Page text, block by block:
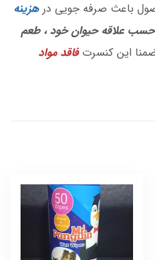
باعث صرفه جویی در هزینه
حسب علاقه حیوان خود ، طعم
این کنسرتفاقد مواد